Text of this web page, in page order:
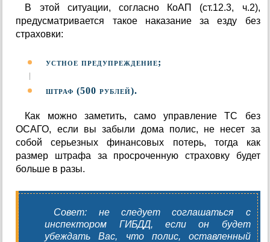
В этой ситуации, согласно КоАП (ст.12.3, ч.2),
предусматривается такое наказание за езду без
страховки:
устное предупреждение;
штраф (500 рублей).
Как можно заметить, само управление ТС без
ОСАГО, если вы забыли дома полис, не несет за
собой серьезных финансовых потерь, тогда как
размер штрафа за просроченную страховку будет
больше в разы.
Совет: не следует соглашаться с
инспектором ГИБДД, если он будет
убеждать Вас, что полис, оставленный